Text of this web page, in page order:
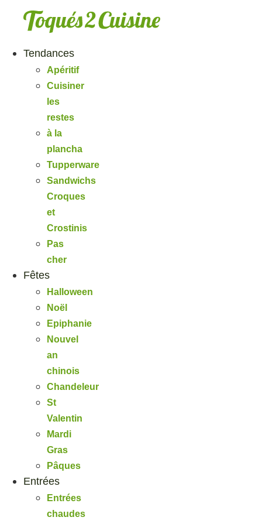
Tendances
Apéritif
Cuisiner
les
restes
à la
plancha
Tupperware
Sandwichs
Croques
et
Crostinis
Pas
cher
Fêtes
Halloween
Noël
Epiphanie
Nouvel
an
chinois
Chandeleur
St
Valentin
Mardi
Gras
Pâques
Entrées
Entrées
chaudes